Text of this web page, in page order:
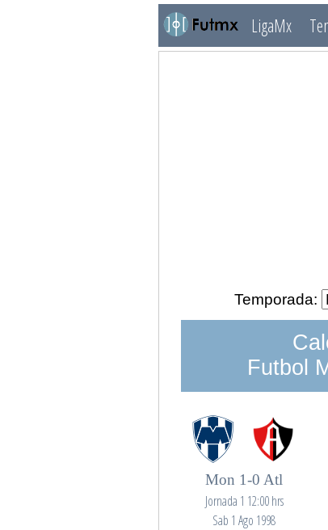
LigaMx
Temporada:
Futbol
Mon 1-0 Atl
Jornada 1 12:00 hrs
Sab 1 Ago 1998